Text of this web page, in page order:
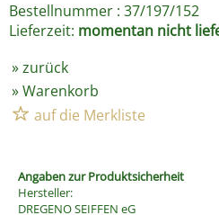
Bestellnummer : 37/197/152
Lieferzeit: momentan nicht
»zurück
»Warenkorb
Angaben zur Produktsicherheit
Hersteller:
DREGENO SEIFFEN eG